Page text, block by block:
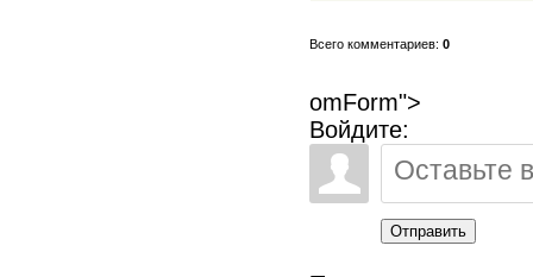
Всего комментариев: 0
omForm">
Войдите:
Отправить